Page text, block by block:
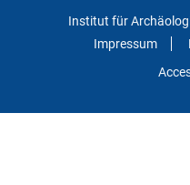
Institut für
Impressum